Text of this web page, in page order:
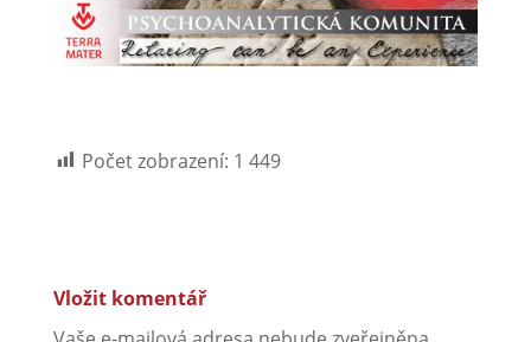
Počet zobrazení: 1 449
Vložit komentář